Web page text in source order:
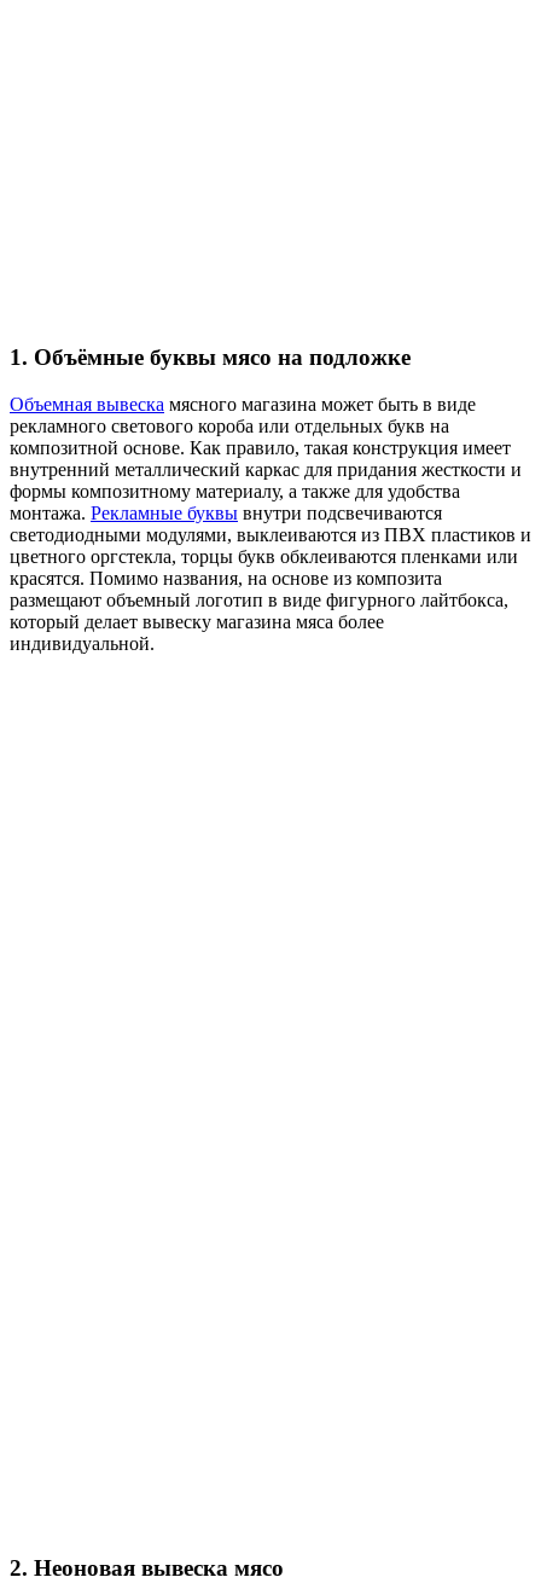
1. Объёмные буквы мясо на подложке
Объемная вывеска мясного магазина может быть в виде
рекламного светового короба или отдельных букв на
композитной основе. Как правило, такая конструкция имеет
внутренний металлический каркас для придания жесткости и
формы композитному материалу, а также для удобства
монтажа. Рекламные буквы внутри подсвечиваются
светодиодными модулями, выклеиваются из ПВХ пластиков и
цветного оргстекла, торцы букв обклеиваются пленками или
красятся. Помимо названия, на основе из композита
размещают объемный логотип в виде фигурного лайтбокса,
который делает вывеску магазина мяса более
индивидуальной.
2. Неоновая вывеска мясо